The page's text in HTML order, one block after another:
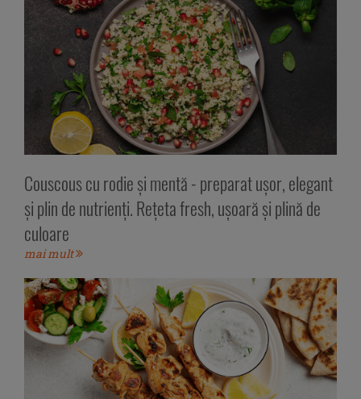
Couscous cu rodie și mentă - preparat ușor, elegant
și plin de nutrienți. Rețeta fresh, ușoară și plină de
culoare
mai mult